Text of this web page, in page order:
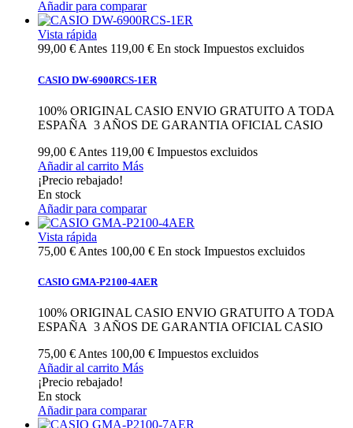
Añadir para comparar
Vista rápida
99,00 €Antes 119,00 € En stock Impuestos excluidos
CASIO DW-6900RCS-1ER
100% ORIGINAL CASIO ENVIO GRATUITO A TODA
ESPAÑA 3 AÑOS DE GARANTIA OFICIAL CASIO
99,00 € Antes 119,00 € Impuestos excluidos
Añadir al carrito Más
¡Precio rebajado!
En stock
Añadir para comparar
Vista rápida
75,00 € Antes 100,00 € En stock Impuestos excluidos
CASIO GMA-P2100-4AER
100% ORIGINAL CASIO ENVIO GRATUITO A TODA
ESPAÑA 3 AÑOS DE GARANTIA OFICIAL CASIO
75,00 € Antes 100,00 € Impuestos excluidos
Añadir al carrito Más
¡Precio rebajado!
En stock
Añadir para comparar